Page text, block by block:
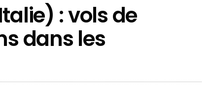
: vols de
dans les